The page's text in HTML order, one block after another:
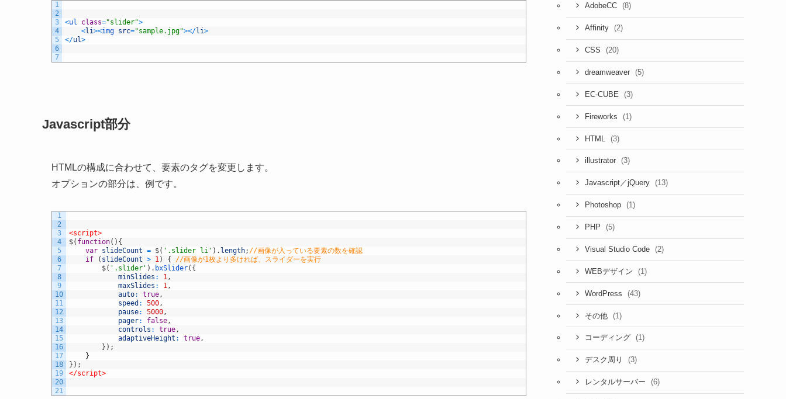
1
2
3
4
5
6
7
<ul class="slider">
<li><img src="sample.jpg"></li>
</ul>
Javascript部分
HTMLの構成に合わせて、要素のタグを変更します。
オプションの部分は、例です。
1
2
3
4
5
6
7
8
9
10
11
12
13
14
15
16
17
18
19
20
21
<script>
$( function( ) {
var slideCount = $( '.slider li' ) . length; //画像が入っている要素の数を確認
if
( slideCount > 1 ) {
//画像が1枚より多ければ、スライダーを実行
$( '.slider' ) . bxSlider( {
minSlides : 1 ,
maxSlides : 1 ,
auto: true ,
speed : 500 ,
pause: 5000 ,
pager: false ,
controls : true ,
adaptiveHeight : true ,
} ) ;
}
} ) ;
</script>
AdobeCC (8)
Affinity (2)
CSS (20)
dreamweaver (5)
EC-CUBE (3)
Fireworks (1)
HTML (3)
illustrator (3)
Javascript／jQuery (13)
Photoshop (1)
PHP (5)
Visual Studio Code (2)
WEBデザイン (1)
WordPress (43)
その他 (1)
コーディング (1)
デスク周り (3)
レンタルサーバー (6)